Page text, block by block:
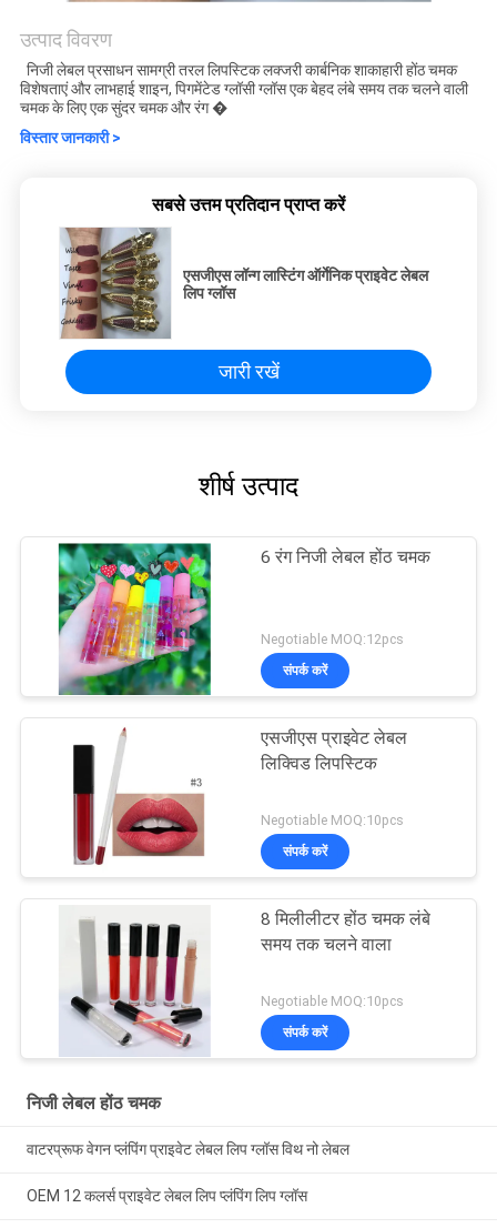
उत्पाद विवरण
निजी लेबल प्रसाधन सामग्री तरल लिपस्टिक लक्जरी कार्बनिक शाकाहारी होंठ चमक
विशेषताएं और लाभहाई शाइन, पिगमेंटेड ग्लॉसी ग्लॉस एक बेहद लंबे समय तक चलने वाली
चमक के लिए एक सुंदर चमक और रंग �
विस्तार जानकारी >
सबसे उत्तम प्रतिदान प्राप्त करें
एसजीएस लॉन्ग लास्टिंग ऑर्गेनिक प्राइवेट लेबल
लिप ग्लॉस
जारी रखें
शीर्ष उत्पाद
6 रंग निजी लेबल होंठ चमक
Negotiable MOQ:12pcs
संपर्क करें
एसजीएस प्राइवेट लेबल
लिक्विड लिपस्टिक
Negotiable MOQ:10pcs
संपर्क करें
8 मिलीलीटर होंठ चमक लंबे
समय तक चलने वाला
Negotiable MOQ:10pcs
संपर्क करें
निजी लेबल होंठ चमक
वाटरप्रूफ वेगन प्लंपिंग प्राइवेट लेबल लिप ग्लॉस विथ नो लेबल
OEM 12 कलर्स प्राइवेट लेबल लिप प्लंपिंग लिप ग्लॉस